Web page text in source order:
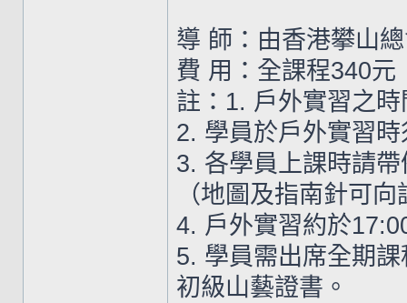
導 師：由香港攀山
費 用：全課程340元
註：1. 戶外實習之
2. 學員於戶外實習
3. 各學員上課時請
（地圖及指南針可
4. 戶外實習約於
5. 學員需出席全期
初級山藝證書。